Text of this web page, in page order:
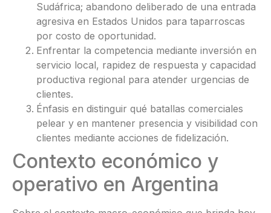
Sudáfrica; abandono deliberado de una entrada
agresiva en Estados Unidos para taparroscas
por costo de oportunidad.
Enfrentar la competencia mediante inversión en
servicio local, rapidez de respuesta y capacidad
productiva regional para atender urgencias de
clientes.
Énfasis en distinguir qué batallas comerciales
pelear y en mantener presencia y visibilidad con
clientes mediante acciones de fidelización.
Contexto económico y
operativo en Argentina